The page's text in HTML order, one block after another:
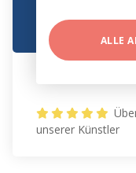
ALLE
unserer Künstler